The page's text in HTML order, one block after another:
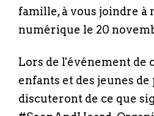
famille, à vous joindre
numérique le 20
Lors de l'événement de
enfants et des jeunes
discuteront de ce que